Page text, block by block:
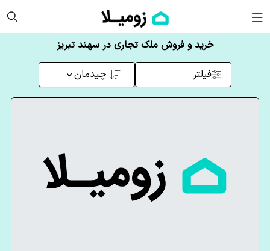
خرید و فروش ملک تجاری در سهند تبریز
فیلتر چیدمان